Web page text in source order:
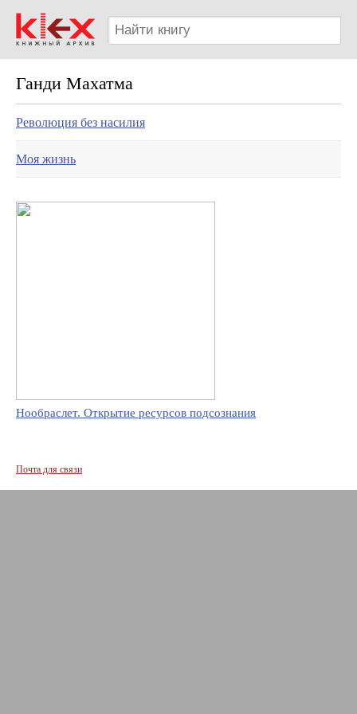
Ганди Махатма
Революция без насилия
Моя жизнь
Нообраслет. Открытие ресурсов подсознания
Почта для связи